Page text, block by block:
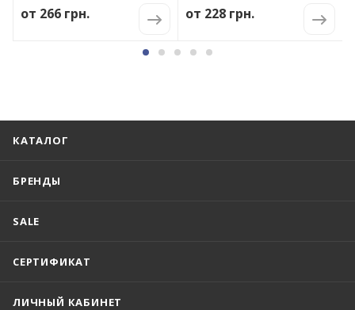
от 266 грн. от 228 грн.
КАТАЛОГ
БРЕНДЫ
SALE
СЕРТИФИКАТ
ЛИЧНЫЙ КАБИНЕТ